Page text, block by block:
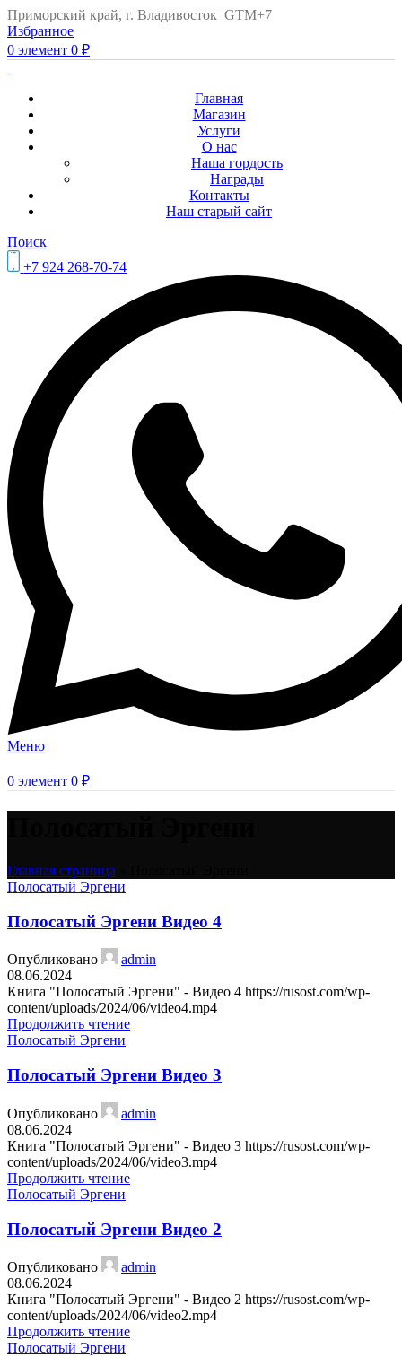
Приморский край, г. Владивосток GTM+7
Избранное
0 элемент 0 ₽
Главная
Магазин
Услуги
О нас
Наша гордость
Награды
Контакты
Наш старый сайт
Поиск
+7 924 268-70-74
Меню
0 элемент 0 ₽
Главная страница
Полосатый Эргени
Полосатый Эргени Видео 4
Опубликовано
admin
08.06.2024
Книга "Полосатый Эргени" - Видео 4 https://rusost.com/wp-
content/uploads/2024/06/video4.mp4
Продолжить чтение
Полосатый Эргени
Полосатый Эргени Видео 3
Опубликовано
admin
08.06.2024
Книга "Полосатый Эргени" - Видео 3 https://rusost.com/wp-
content/uploads/2024/06/video3.mp4
Продолжить чтение
Полосатый Эргени
Полосатый Эргени Видео 2
Опубликовано
admin
08.06.2024
Книга "Полосатый Эргени" - Видео 2 https://rusost.com/wp-
content/uploads/2024/06/video2.mp4
Продолжить чтение
Полосатый Эргени